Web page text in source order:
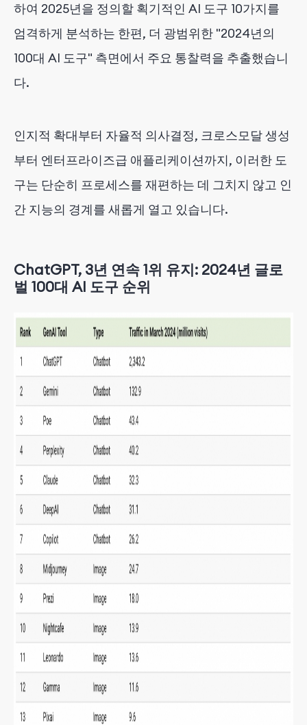
하여 2025년을 정의할 획기적인 AI 도구 10가지를
엄격하게 분석하는 한편, 더 광범위한 "2024년의
100대 AI 도구" 측면에서 주요 통찰력을 추출했습니
다.
인지적 확대부터 자율적 의사결정, 크로스모달 생성
부터 엔터프라이즈급 애플리케이션까지, 이러한 도
구는 단순히 프로세스를 재편하는 데 그치지 않고 인
간 지능의 경계를 새롭게 열고 있습니다.
ChatGPT, 3년 연속 1위 유지: 2024년 글로
벌 100대 AI 도구 순위